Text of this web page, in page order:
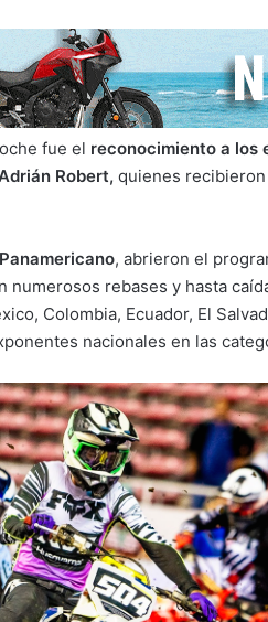
fue el reconocimiento a los
Robert, quienes
, abrieron el
numerosos rebases y hasta
Colombia, Ecuador, El
nacionales en las